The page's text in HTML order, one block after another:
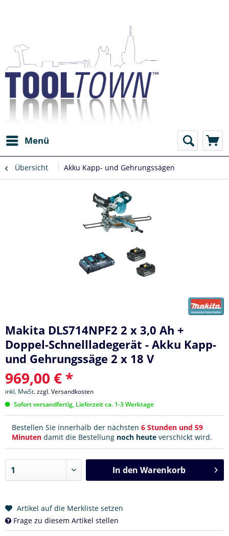
Menü
Übersicht Akku Kapp- und Gehrungssägen
Makita DLS714NPF2 2 x 3,0 Ah +
Doppel-Schnellladegerät - Akku Kapp-
und Gehrungssäge 2 x 18 V
969,00 € *
inkl. MwSt.zzgl. Versandkosten
Sofort versandfertig, Lieferzeit ca. 1-3 Werktage
Bestellen Sie innerhalb der nächsten 6 Stunden und 59
Minuten damit die Bestellung noch heute verschickt wird.
In den Warenkorb
Artikel auf die Merkliste setzen
Frage zu diesem Artikel stellen